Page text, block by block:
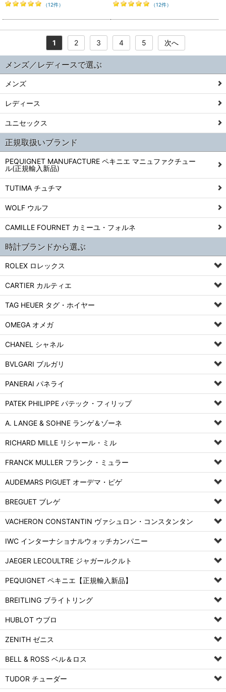
（12件） （12件）
1 2 3 4 5 次へ
メンズ／レディースで選ぶ
メンズ
レディース
ユニセックス
正規取扱いブランド
PEQUIGNET MANUFACTURE ペキニエ マニュファクチュー
ル(正規輸入新品)
TUTIMA チュチマ
WOLF ウルフ
CAMILLE FOURNET カミーユ・フォルネ
時計ブランドから選ぶ
ROLEX ロレックス
CARTIER カルティエ
TAG HEUER タグ・ホイヤー
OMEGA オメガ
CHANEL シャネル
BVLGARI ブルガリ
PANERAI パネライ
PATEK PHILIPPE パテック・フィリップ
A. LANGE & SOHNE ランゲ＆ゾーネ
RICHARD MILLE リシャール・ミル
FRANCK MULLER フランク・ミュラー
AUDEMARS PIGUET オーデマ・ピゲ
BREGUET ブレゲ
VACHERON CONSTANTIN ヴァシュロン・コンスタンタン
IWC インターナショナルウォッチカンパニー
JAEGER LECOULTRE ジャガールクルト
PEQUIGNET ペキニエ【正規輸入新品】
BREITLING ブライトリング
HUBLOT ウブロ
ZENITH ゼニス
BELL & ROSS ベル＆ロス
TUDOR チューダー